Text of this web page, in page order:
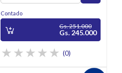
Contado
Gs. 251.000
Gs. 245.000
(0)